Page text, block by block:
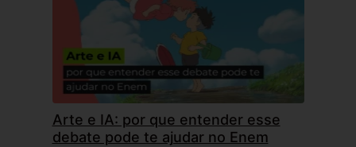
Arte e IA: por que entender esse
debate pode te ajudar no Enem